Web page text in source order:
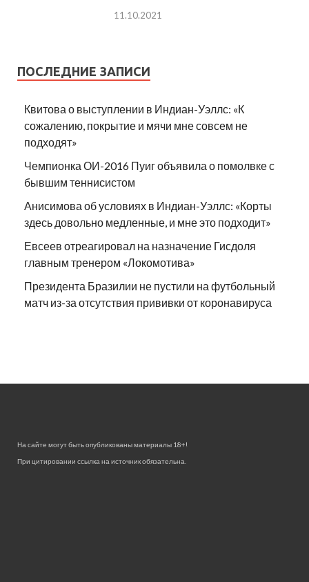
11.10.2021
ПОСЛЕДНИЕ ЗАПИСИ
Квитова о выступлении в Индиан-Уэллс: «К
сожалению, покрытие и мячи мне совсем не
подходят»
Чемпионка ОИ-2016 Пуиг объявила о помолвке с
бывшим теннисистом
Анисимова об условиях в Индиан-Уэллс: «Корты
здесь довольно медленные, и мне это подходит»
Евсеев отреагировал на назначение Гисдоля
главным тренером «Локомотива»
Президента Бразилии не пустили на футбольный
матч из-за отсутствия прививки от коронавируса
На сайте могут быть опубликованы материалы 18+!
При цитировании ссылка на источник обязательна.